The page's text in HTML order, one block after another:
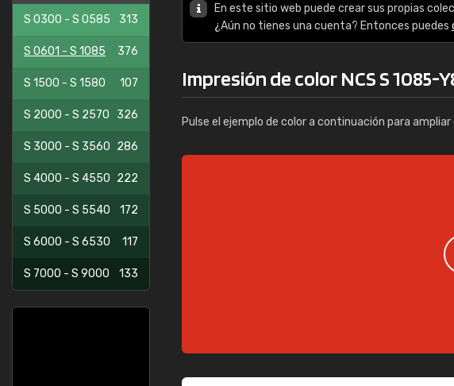
S 0300 - S 0585 313
S 0601 - S 1085 376
S 1500 - S 1580 107
S 2000 - S 2570 326
S 3000 - S 3560 286
S 4000 - S 4550 222
S 5000 - S 5540 172
S 6000 - S 6530 117
S 7000 - S 9000 133
En este sitio web puede crear sus propias
¿Aún no tienes una cuenta? Entonces puedes
Impresión de color NCS S 1085-
Pulse el ejemplo de color a continuación para ampliar